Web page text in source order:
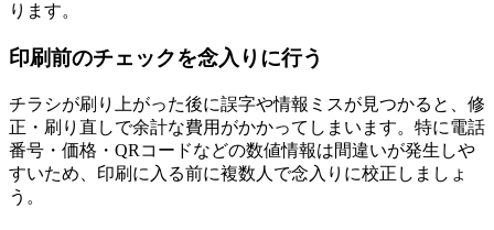
ります。
印刷前のチェックを念入りに行う
チラシが刷り上がった後に誤字や情報ミスが見つかると、修
正・刷り直しで余計な費用がかかってしまいます。特に電話
番号・価格・QRコードなどの数値情報は間違いが発生しや
すいため、印刷に入る前に複数人で念入りに校正しましょ
う。